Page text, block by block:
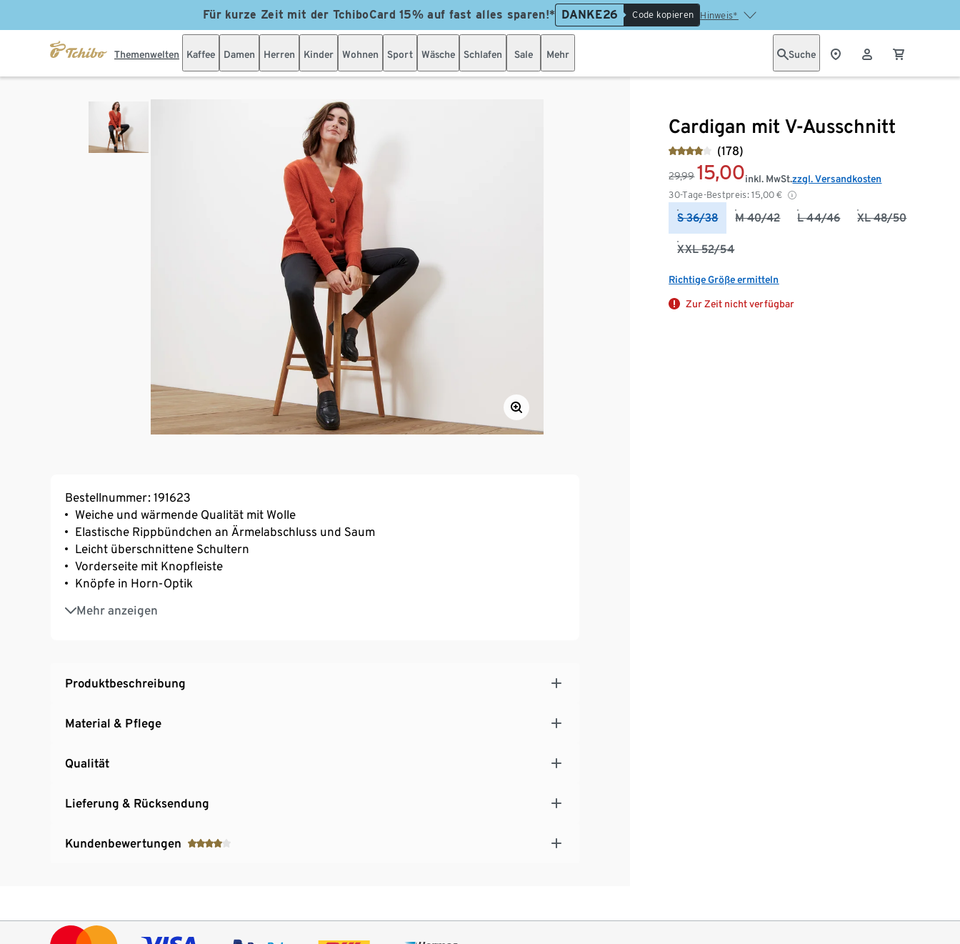
Für kurze Zeit mit der TchiboCard 15% auf fast alles sparen!* DANKE26 Code kopieren Hinweis*
Themenwelten Kaffee Damen Herren Kinder Wohnen Sport Wäsche Schlafen Sale Mehr Suche
Cardigan mit V-Ausschnitt
(178)
29,99 15,00
30-Tage-Bestpreis: 15,00 €
inkl. MwSt.zzgl. Versandkosten
S 36/38 M 40/42 L 44/46 XL 48/50
XXL 52/54
Richtige Größe ermitteln
Zur Zeit nicht verfügbar
Bestellnummer: 191623
Weiche und wärmende Qualität mit Wolle
Elastische Rippbündchen an Ärmelabschluss und Saum
Leicht überschnittene Schultern
Vorderseite mit Knopfleiste
Knöpfe in Horn-Optik
Mehr anzeigen
Hochwertige, haarige Optik
Mit Elasthan: formbeständig, perfekter Sitz, hoher Tragekomfort
Produktbeschreibung
Material & Pflege
Qualität
Lieferung & Rücksendung
Kundenbewertungen